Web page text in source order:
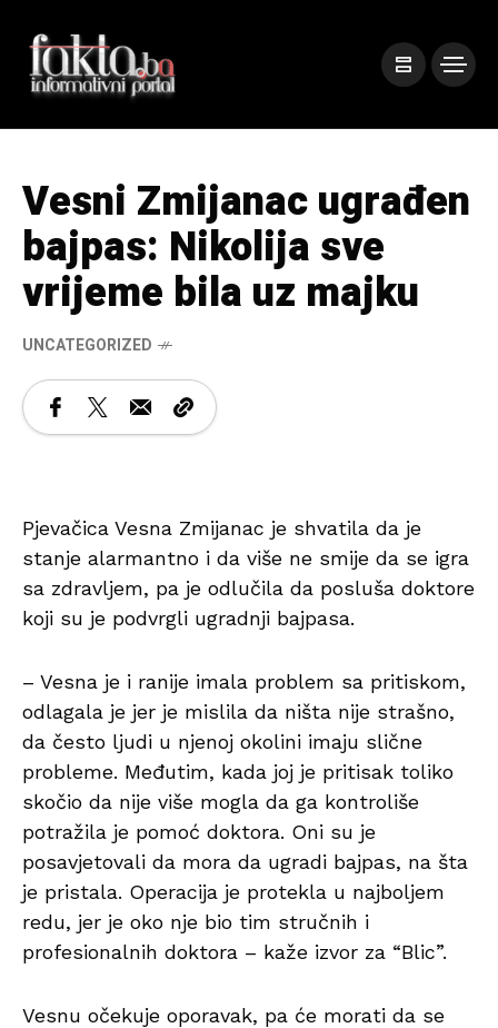
Vesni Zmijanac ugrađen
bajpas: Nikolija sve
vrijeme bila uz majku
UNCATEGORIZED
Pjevačica Vesna Zmijanac je shvatila da je
stanje alarmantno i da više ne smije da se igra
sa zdravljem, pa je odlučila da posluša doktore
koji su je podvrgli ugradnji bajpasa.
– Vesna je i ranije imala problem sa pritiskom,
odlagala je jer je mislila da ništa nije strašno,
da često ljudi u njenoj okolini imaju slične
probleme. Međutim, kada joj je pritisak toliko
skočio da nije više mogla da ga kontroliše
potražila je pomoć doktora. Oni su je
posavjetovali da mora da ugradi bajpas, na šta
je pristala. Operacija je protekla u najboljem
redu, jer je oko nje bio tim stručnih i
profesionalnih doktora – kaže izvor za “Blic”.
Vesnu očekuje oporavak, pa će morati da se